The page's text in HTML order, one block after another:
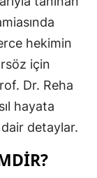
hekimin
için
Dr. Reha
hayata
detaylar.